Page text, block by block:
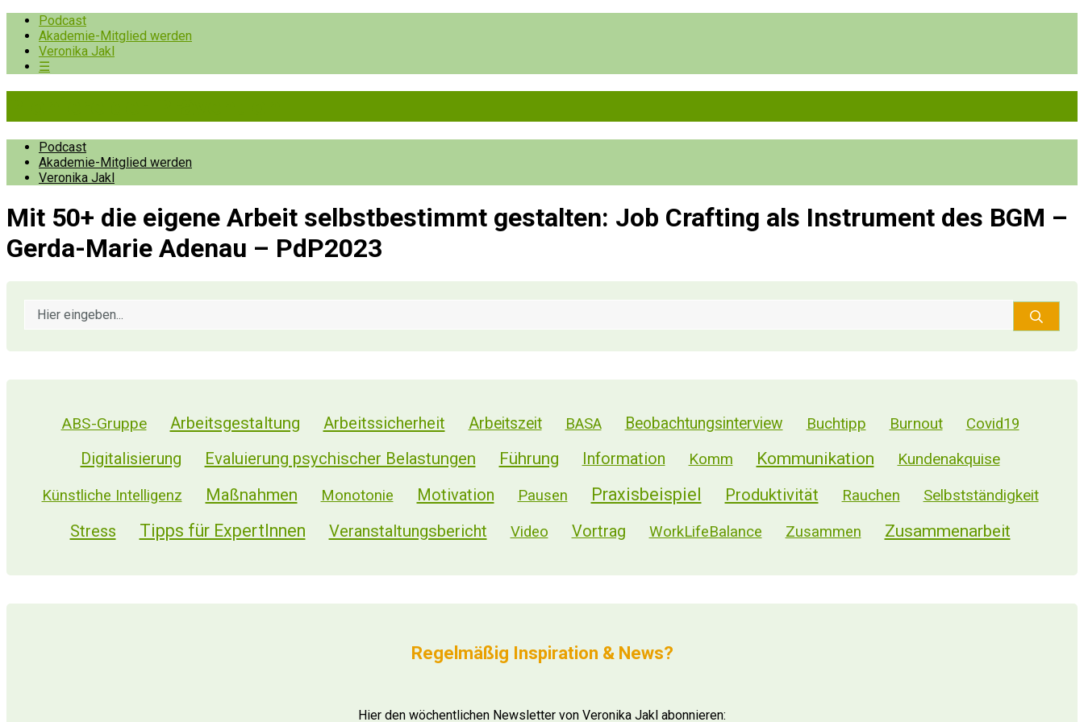
Podcast
Akademie-Mitglied werden
Veronika Jakl
☰
Podcast
Akademie-Mitglied werden
Veronika Jakl
Mit 50+ die eigene Arbeit selbstbestimmt gestalten: Job Crafting als Instrument des BGM –
Gerda-Marie Adenau – PdP2023
ABS-Gruppe Arbeitsgestaltung Arbeitssicherheit Arbeitszeit BASA Beobachtungsinterview Buchtipp Burnout Covid19
Digitalisierung Evaluierung psychischer Belastungen Führung Information Komm Kommunikation Kundenakquise
Künstliche Intelligenz Maßnahmen Monotonie Motivation Pausen Praxisbeispiel Produktivität Rauchen Selbstständigkeit
Stress Tipps für ExpertInnen Veranstaltungsbericht Video Vortrag WorkLifeBalance Zusammen Zusammenarbeit
Regelmäßig Inspiration & News?
Hier den wöchentlichen Newsletter von Veronika Jakl abonnieren: